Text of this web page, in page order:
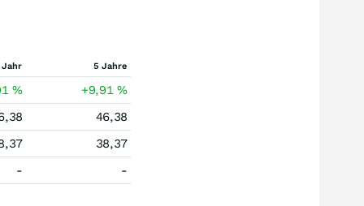
Jahr 5 Jahre
% +9,91%
46,38
38,37
- -